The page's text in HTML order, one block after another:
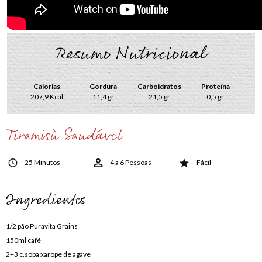
Resumo Nutricional
Calorias
207,9 Kcal
Gordura
11,4 gr
Carboidratos
21,5 gr
Proteína
0,5 gr
Tiramisù Saudável
25 Minutos 4 a 6 Pessoas Fácil
Ingredientes
1/2 pão Puravita Grains
150ml café
2+3 c.sopa xarope de agave